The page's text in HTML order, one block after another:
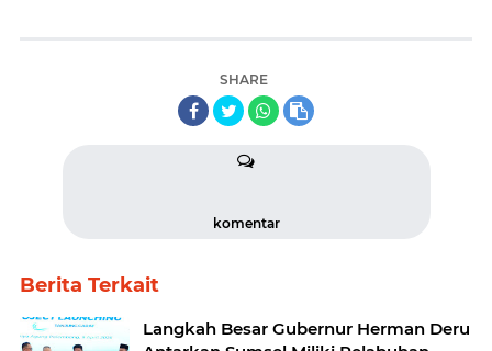
SHARE
komentar
Berita Terkait
Langkah Besar Gubernur Herman Deru